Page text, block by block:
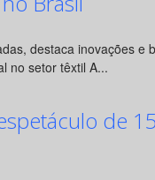
destaca inovações e
no setor têxtil A...
de